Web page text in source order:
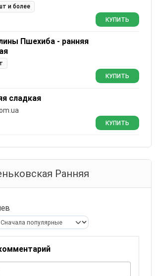
и более
КУПИТЬ
Пшехиба - ранняя
КУПИТЬ
сладкая
КУПИТЬ
Ранняя